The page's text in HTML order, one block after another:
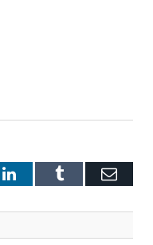
LinkedInTumblr